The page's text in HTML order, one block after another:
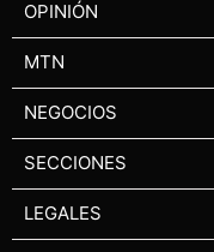
OPINIÓN
MTN
NEGOCIOS
SECCIONES
LEGALES